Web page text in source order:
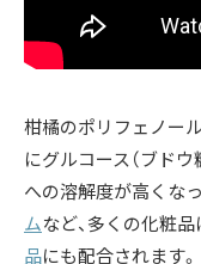
柑橘のポリフェノー
にグルコース（ブド
への溶解度が高くなっ
ムなど、多くの化粧
品にも配合されます。